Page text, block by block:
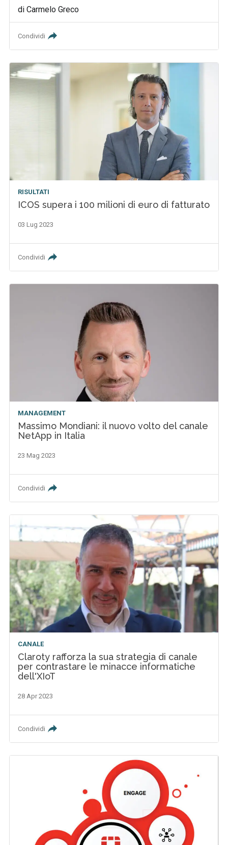
di Carmelo Greco
Condividi
RISULTATI
ICOS supera i 100 milioni di euro di fatturato
03 Lug 2023
Condividi
MANAGEMENT
Massimo Mondiani: il nuovo volto del canale
NetApp in Italia
23 Mag 2023
Condividi
CANALE
Claroty rafforza la sua strategia di canale
per contrastare le minacce informatiche
dell'XIoT
28 Apr 2023
Condividi